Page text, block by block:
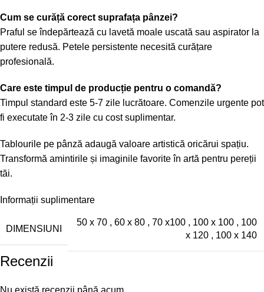
Cum se curăță corect suprafața pânzei?
Praful se îndepărtează cu lavetă moale uscată sau aspirator la
putere redusă. Petele persistente necesită curățare
profesională.
Care este timpul de producție pentru o comandă?
Timpul standard este 5-7 zile lucrătoare. Comenzile urgente pot
fi executate în 2-3 zile cu cost suplimentar.
Tablourile pe pânză adaugă valoare artistică oricărui spațiu.
Transformă amintirile și imaginile favorite în artă pentru pereții
tăi.
Informații suplimentare
DIMENSIUNI
50 x 70 , 60 x 80 , 70 x100 , 100 x 100 , 100
x 120 , 100 x 140
Recenzii